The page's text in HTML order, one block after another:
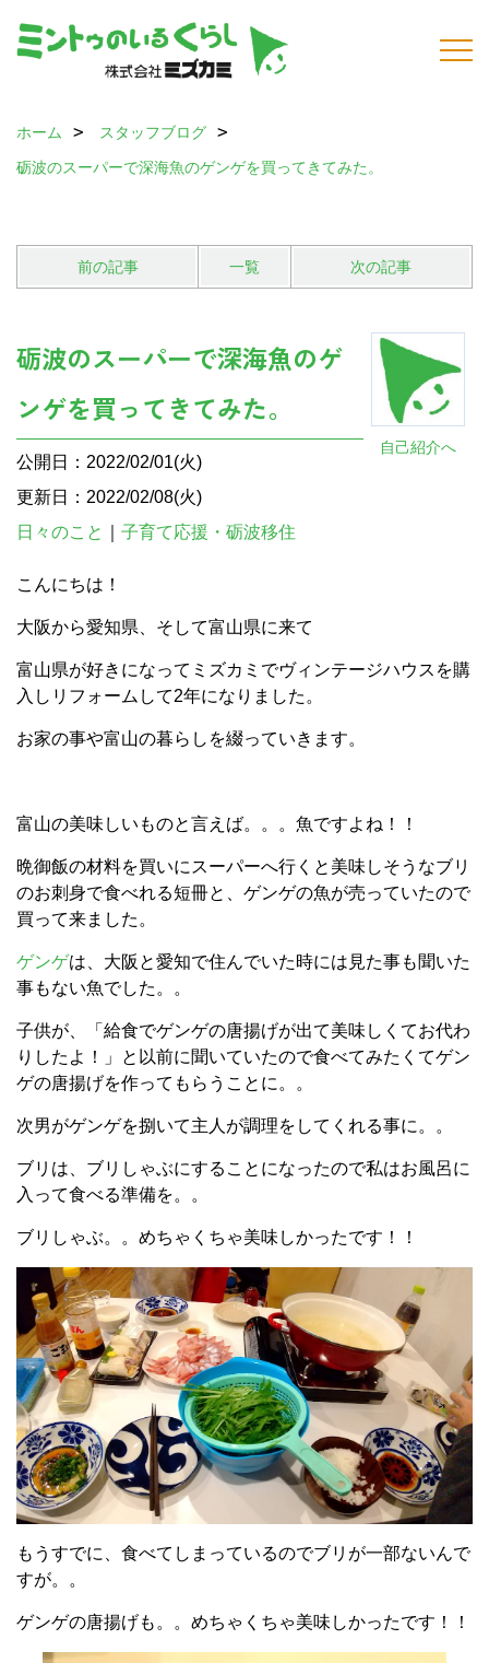
ホーム
スタッフブログ
砺波のスーパーで深海魚のゲンゲを買ってきてみた。
前の記事 一覧 次の記事
自己紹介へ
砺波のスーパーで深海魚のゲ
ンゲを買ってきてみた。
公開日：2022/02/01(火)
更新日：2022/02/08(火)
日々のこと
子育て応援・砺波移住
こんにちは！
大阪から愛知県、そして富山県に来て
富山県が好きになってミズカミでヴィンテージハウスを購
入しリフォームして2年になりました。
お家の事や富山の暮らしを綴っていきます。
富山の美味しいものと言えば。。。魚ですよね！！
晩御飯の材料を買いにスーパーへ行くと美味しそうなブリ
のお刺身で食べれる短冊と、ゲンゲの魚が売っていたので
買って来ました。
ゲンゲは、大阪と愛知で住んでいた時には見た事も聞いた
事もない魚でした。。
子供が、「給食でゲンゲの唐揚げが出て美味しくてお代わ
りしたよ！」と以前に聞いていたので食べてみたくてゲン
ゲの唐揚げを作ってもらうことに。。
次男がゲンゲを捌いて主人が調理をしてくれる事に。。
ブリは、ブリしゃぶにすることになったので私はお風呂に
入って食べる準備を。。
ブリしゃぶ。。めちゃくちゃ美味しかったです！！
もうすでに、食べてしまっているのでブリが一部ないんで
すが。。
ゲンゲの唐揚げも。。めちゃくちゃ美味しかったです！！